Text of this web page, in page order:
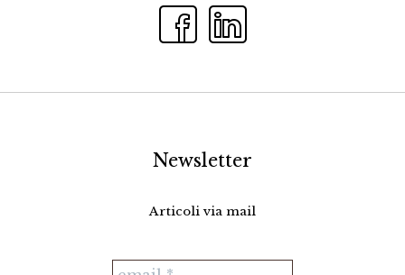
Newsletter
Articoli via mail